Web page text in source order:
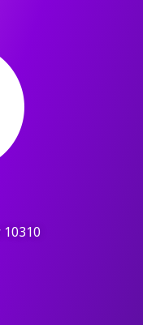
10310